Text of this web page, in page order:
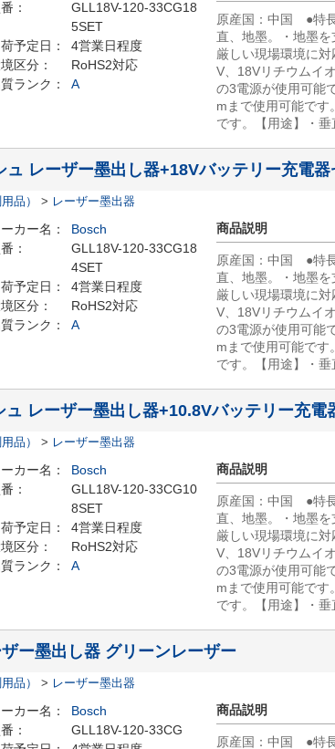
：
GLL18V-120-33CG18
5SET
予定日：
4営業日程度
区分：
RoHS2対応
ランク：
A
原産国：中国 ●特
直、地墨。・地墨を
厳しい現場環境に
V、18Vリチウムイ
の3電源が使用可能
mまで使用可能で
です。【用途】・
ュ レーザー墨出し器+18Vバッテリー充電器
品） > レーザー墨出器
ーカー名：
Bosch
：
GLL18V-120-33CG18
4SET
予定日：
4営業日程度
区分：
RoHS2対応
ランク：
A
商品説明
原産国：中国 ●特
直、地墨。・地墨を
厳しい現場環境に
V、18Vリチウムイ
の3電源が使用可能
mまで使用可能で
です。【用途】・
ュ レーザー墨出し器+10.8Vバッテリー充電
品） > レーザー墨出器
ーカー名：
Bosch
：
GLL18V-120-33CG10
8SET
予定日：
4営業日程度
区分：
RoHS2対応
ランク：
A
商品説明
原産国：中国 ●特
直、地墨。・地墨を
厳しい現場環境に
V、18Vリチウムイ
の3電源が使用可能
mまで使用可能で
です。【用途】・
ー墨出し器 グリーンレーザー
品） > レーザー墨出器
ーカー名：
Bosch
：
GLL18V-120-33CG
商品説明
原産国：中国 ●特